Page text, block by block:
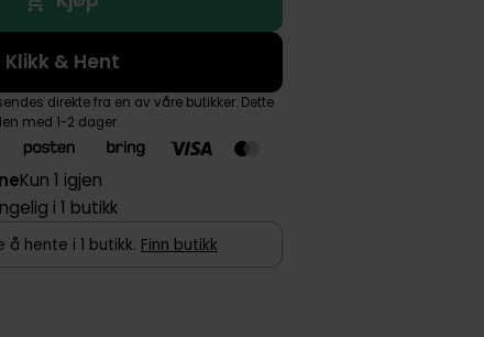
Klikk & Hent
direkte fra en av våre butikker. Dette
med 1-2 dager.
Kun 1 igjen
i 1 butikk
å hente i 1 butikk. Finn butikk